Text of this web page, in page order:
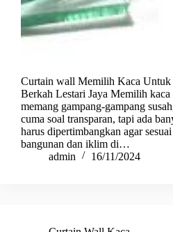
Curtain wall Memilih Kaca
Berkah Lestari Jaya Memilih
memang gampang-gampang
cuma soal transparan, tapi ada
harus dipertimbangkan agar
bangunan dan iklim di…
admin
16/11/2024